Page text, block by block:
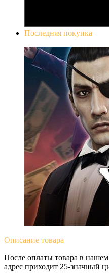
Последняя покупка
Описание товара
После оплаты товара в
адрес приходит 25-значный